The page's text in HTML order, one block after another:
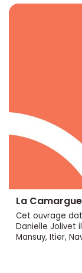
La
Cet ouvrage
Danielle Jolivet
Mansuy, Itier,